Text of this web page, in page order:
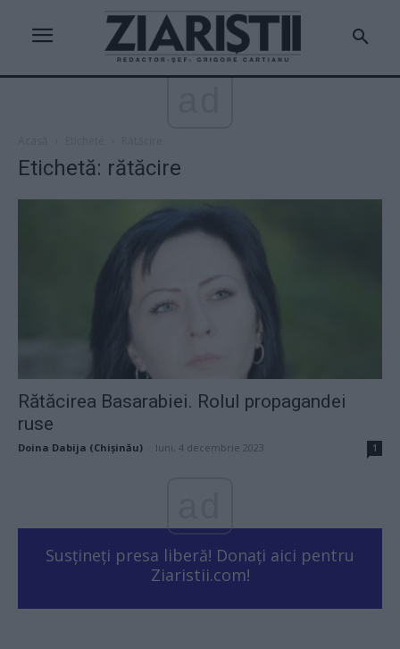
Etichetă: rătăcire
Rătăcirea Basarabiei. Rolul propagandei
ruse
Doina Dabija (Chișinău) luni, 4 decembrie 2023 1
Susțineți presa liberă! Donați aici pentru
Ziaristii.com!